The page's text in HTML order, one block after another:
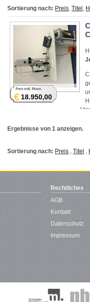
Sortierung nach: Preis Titel
€18.950,00
Ergebnisse von 1 anzeigen.
Sortierung nach: Preis , Titel ,
Rechtliches
AGB
Kontakt
Datenschutz
Impressum